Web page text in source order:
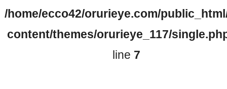
/home/ecco42/orurieye.com/
content/themes/orurieye_117/
line 7